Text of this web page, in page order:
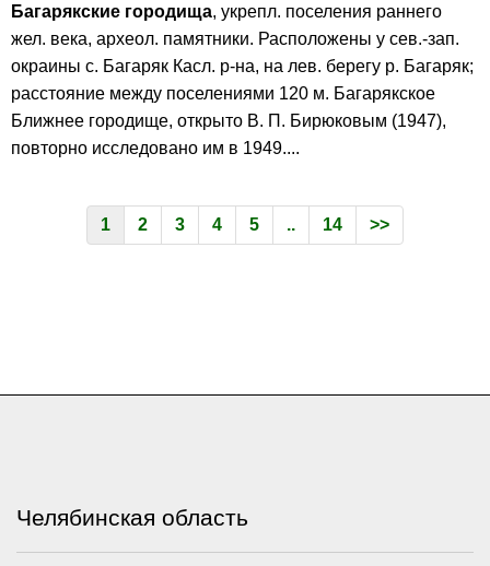
Багарякские городища, укрепл. поселения раннего
жел. века, археол. памятники. Расположены у сев.-зап.
окраины с. Багаряк Касл. р-на, на лев. берегу р. Багаряк;
расстояние между поселениями 120 м. Багарякское
Ближнее городище, открыто В. П. Бирюковым (1947),
повторно исследовано им в 1949....
1 2 3 4 5 .. 14 >>
Челябинская область